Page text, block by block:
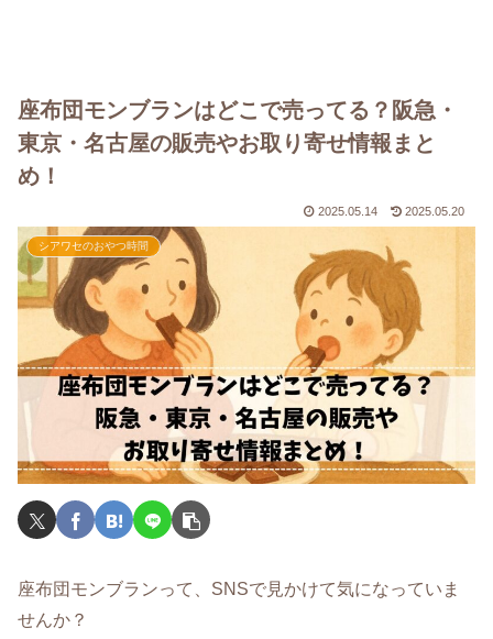
座布団モンブランはどこで売ってる？阪急・
東京・名古屋の販売やお取り寄せ情報まと
め！
2025.05.14 2025.05.20
シアワセのおやつ時間
座布団モンブランって、SNSで見かけて気になっていま
せんか？